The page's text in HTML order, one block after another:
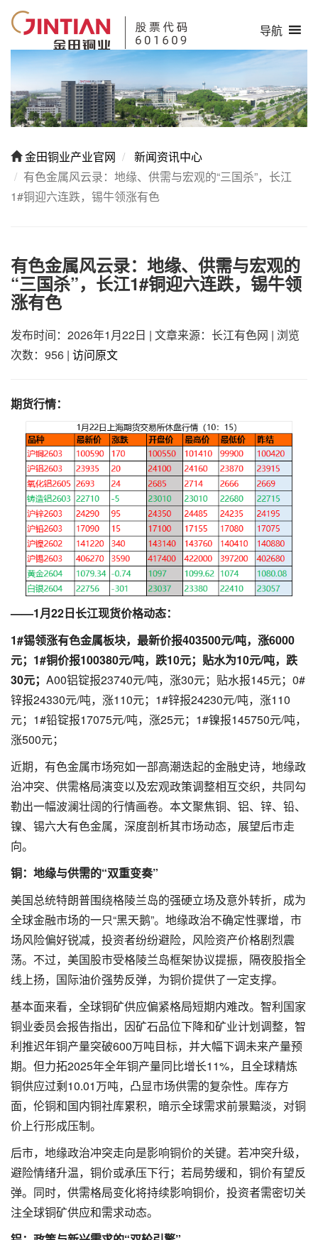
导航
金田铜业产业官网
新闻资讯中心
有色金属风云录：地缘、供需与宏观的“三国杀”，长江
1#铜迎六连跌，锡牛领涨有色
有色金属风云录：地缘、供需与宏观的
“三国杀”，长江1#铜迎六连跌，锡牛领
涨有色
发布时间：2026年1月22日 | 文章来源：长江有色网 | 浏览
次数：956 | 访问原文
期货行情：
——1月22日长江现货价格动态：
1#锡领涨有色金属板块，最新价报403500元/吨，涨6000
元； 1#铜价报100380元/吨，跌10元；贴水为10元/吨，跌
30元； A00铝锭报23740元/吨，涨30元；贴水报145元；0#
锌报24330元/吨，涨110元；1#锌报24230元/吨，涨110
元；1#铅锭报17075元/吨，涨25元；1#镍报145750元/吨，
涨500元；
近期，有色金属市场宛如一部高潮迭起的金融史诗，地缘政
治冲突、供需格局演变以及宏观政策调整相互交织，共同勾
勒出一幅波澜壮阔的行情画卷。本文聚焦铜、铝、锌、铅、
镍、锡六大有色金属，深度剖析其市场动态，展望后市走
向。
铜：地缘与供需的“双重变奏”
美国总统特朗普围绕格陵兰岛的强硬立场及意外转折，成为
全球金融市场的一只“黑天鹅”。地缘政治不确定性骤增，市
场风险偏好锐减，投资者纷纷避险，风险资产价格剧烈震
荡。不过，美国股市受格陵兰岛框架协议提振，隔夜股指全
线上扬，国际油价强势反弹，为铜价提供了一定支撑。
基本面来看，全球铜矿供应偏紧格局短期内难改。智利国家
铜业委员会报告指出，因矿石品位下降和矿业计划调整，智
利推迟年铜产量突破600万吨目标，并大幅下调未来产量预
期。但力拓2025年全年铜产量同比增长11%，且全球精炼
铜供应过剩10.01万吨，凸显市场供需的复杂性。库存方
面，伦铜和国内铜社库累积，暗示全球需求前景黯淡，对铜
价上行形成压制。
后市，地缘政治冲突走向是影响铜价的关键。若冲突升级，
避险情绪升温，铜价或承压下行；若局势缓和，铜价有望反
弹。同时，供需格局变化将持续影响铜价，投资者需密切关
注全球铜矿供应和需求动态。